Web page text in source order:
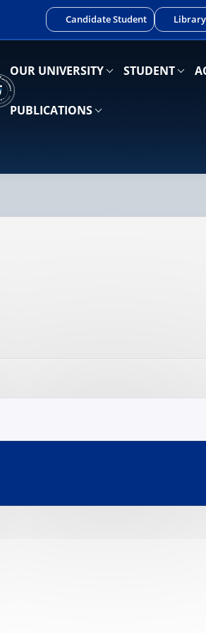
OUR UNIVERSITY STUDENT
PUBLICATIONS
Candidate Student Library